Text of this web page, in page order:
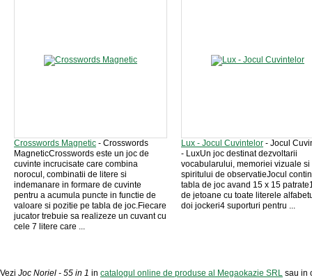
Crosswords Magnetic - Crosswords
MagneticCrosswords este un joc de
cuvinte incrucisate care combina
norocul, combinatii de litere si
indemanare in formare de cuvinte
pentru a acumula puncte in functie de
valoare si pozitie pe tabla de joc.Fiecare
jucator trebuie sa realizeze un cuvant cu
cele 7 litere care ...
Lux - Jocul Cuvintelor - Jocul
- LuxUn joc destinat dezvoltarii
vocabularului, memoriei vizuale si
spiritului de observatieJocul
tabla de joc avand 15 x 15
de jetoane cu toate literele
doi jockeri4 suporturi pentru ...
Vezi Joc Noriel - 55 in 1 in catalogul online de produse al Megaokazie SRL sau in